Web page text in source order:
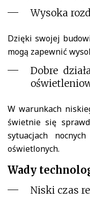
Wysoka
Dzięki swojej
mogą zapewnić
Dobre
W warunkach
świetnie się
sytuacjach
oświetlonych.
Wady
Niski czas